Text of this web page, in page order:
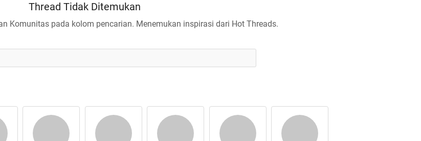
Thread Tidak Ditemukan
Komunitas pada kolom pencarian. Menemukan inspirasi dari Hot Threads.